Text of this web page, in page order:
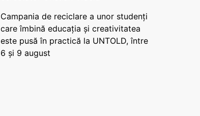
Campania de reciclare a unor studenți
care îmbină educația și creativitatea
este pusă în practică la UNTOLD, între
6 și 9 august